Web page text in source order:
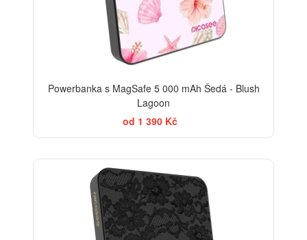
Powerbanka s MagSafe 5 000 mAh Šedá - Blush
Lagoon
od 1 390 Kč